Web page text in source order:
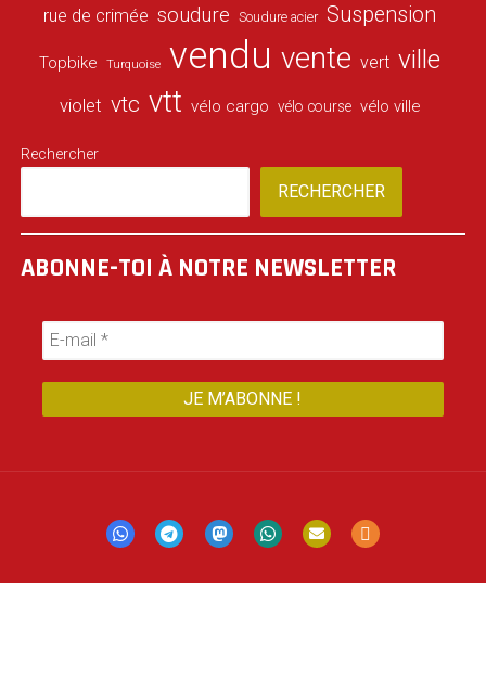
rue de crimée soudure Soudure acier Suspension
Topbike Turquoise vendu vente vert ville
violet vtc vtt vélo cargo vélo course vélo ville
Rechercher
RECHERCHER
ABONNE-TOI À NOTRE NEWSLETTER